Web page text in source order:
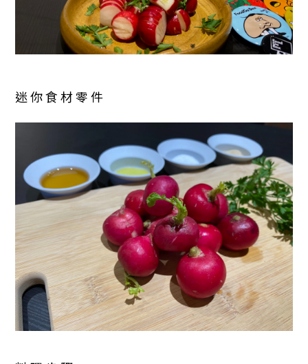
迷 你 食 材 零 件